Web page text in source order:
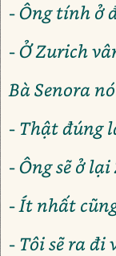
- Ông tính ở
- Ở Zurich
Bà Senora
- Thật đúng
- Ông sẽ ở
- Ít nhất
- Tôi sẽ ra đi